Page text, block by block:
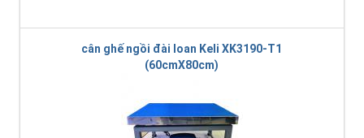
cân ghế ngồi đài loan Keli XK3190-T1
(60cmX80cm)